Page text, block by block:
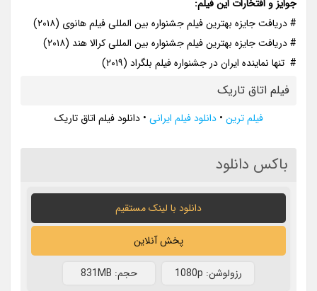
جوایز و افتخارات این فیلم:
# دریافت جایزه بهترین فیلم جشنواره بین المللی فیلم هانوی (۲۰۱۸)
# دریافت جایزه بهترین فیلم جشنواره بین المللی کرالا هند (۲۰۱۸)
# تنها نماینده ایران در جشنواره فیلم بلگراد (۲۰۱۹)
فیلم اتاق تاریک
فیلم ترین •دانلود فیلم ایرانی •دانلود فیلم اتاق تاریک
باکس دانلود
دانلود با لينک مستقيم
پخش آنلاین
رزولوشن: 1080p حجم: 831MB